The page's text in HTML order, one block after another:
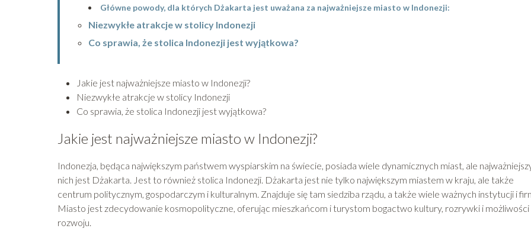
Główne powody, dla których Dżakarta jest uważana za najważniejsze miasto w Indonezji:
Niezwykłe atrakcje w stolicy Indonezji
Co sprawia, że stolica Indonezji jest wyjątkowa?
Jakie jest najważniejsze miasto w Indonezji?
Niezwykłe atrakcje w stolicy Indonezji
Co sprawia, że stolica Indonezji jest wyjątkowa?
Jakie jest najważniejsze miasto w Indonezji?
Indonezja, będąca największym państwem wyspiarskim na świecie, posiada wiele dynamicznych miast, ale
nich jest Dżakarta. Jest to również stolica Indonezji. Dżakarta jest nie tylko największym miastem w kraju, ale także
centrum politycznym, gospodarczym i kulturalnym. Znajduje się tam siedziba rządu, a także wiele ważnych instytucji i
Miasto jest zdecydowanie kosmopolityczne, oferując mieszkańcom i turystom bogactwo kultury, rozrywki i możliwości
rozwoju.